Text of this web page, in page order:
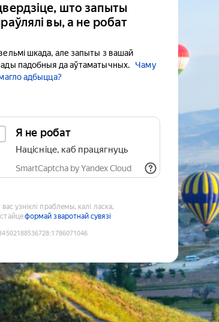
што запыты
вы, а не робат
шкада, але запыты з вашай
падобныя да аўтаматычных.
Чаму
адбыцца?
Я не робат
Націсніце, каб працягнуць
SmartCaptcha by Yandex Cloud
вас узніклі праблемы, калі ласка,
формай зваротнай сувязі
:1786071046